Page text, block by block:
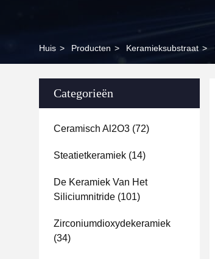
Huis > Producten > Keramieksubstraat >
Categorieën
Ceramisch Al2O3 (72)
Steatietkeramiek (14)
De Keramiek Van Het
Siliciumnitride (101)
Zirconiumdioxydekeramiek
(34)